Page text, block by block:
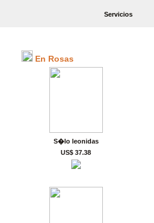
Servicios
En Rosas
S�lo leonidas
US$ 37.38